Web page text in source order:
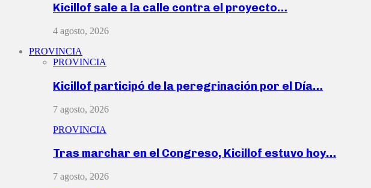
Kicillof sale a la calle contra el proyecto…
4 agosto, 2026
PROVINCIA
PROVINCIA
Kicillof participó de la peregrinación por el Día…
7 agosto, 2026
PROVINCIA
Tras marchar en el Congreso, Kicillof estuvo hoy…
7 agosto, 2026